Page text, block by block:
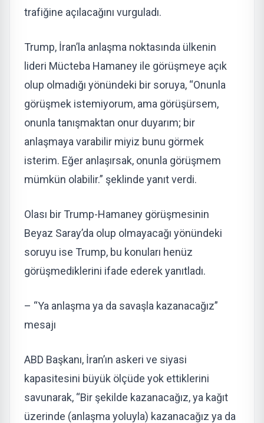
trafiğine açılacağını vurguladı.
Trump, İran’la anlaşma noktasında ülkenin
lideri Mücteba Hamaney ile görüşmeye açık
olup olmadığı yönündeki bir soruya, “Onunla
görüşmek istemiyorum, ama görüşürsem,
onunla tanışmaktan onur duyarım; bir
anlaşmaya varabilir miyiz bunu görmek
isterim. Eğer anlaşırsak, onunla görüşmem
mümkün olabilir.” şeklinde yanıt verdi.
Olası bir Trump-Hamaney görüşmesinin
Beyaz Saray’da olup olmayacağı yönündeki
soruyu ise Trump, bu konuları henüz
görüşmediklerini ifade ederek yanıtladı.
– “Ya anlaşma ya da savaşla kazanacağız”
mesajı
ABD Başkanı, İran’ın askeri ve siyasi
kapasitesini büyük ölçüde yok ettiklerini
savunarak, “Bir şekilde kazanacağız, ya kağıt
üzerinde (anlaşma yoluyla) kazanacağız ya da